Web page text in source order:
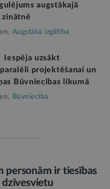
augstākajā
Augstākā izglītība
Iespēja uzsākt
projektēšanai un
Būvniecības likumā
Būvniecība
personām ir tiesības